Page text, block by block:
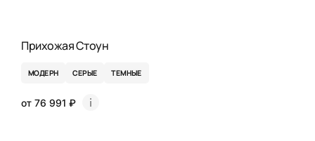
Прихожая Стоун
МОДЕРН СЕРЫЕ ТЕМНЫЕ
от 76 991 ₽